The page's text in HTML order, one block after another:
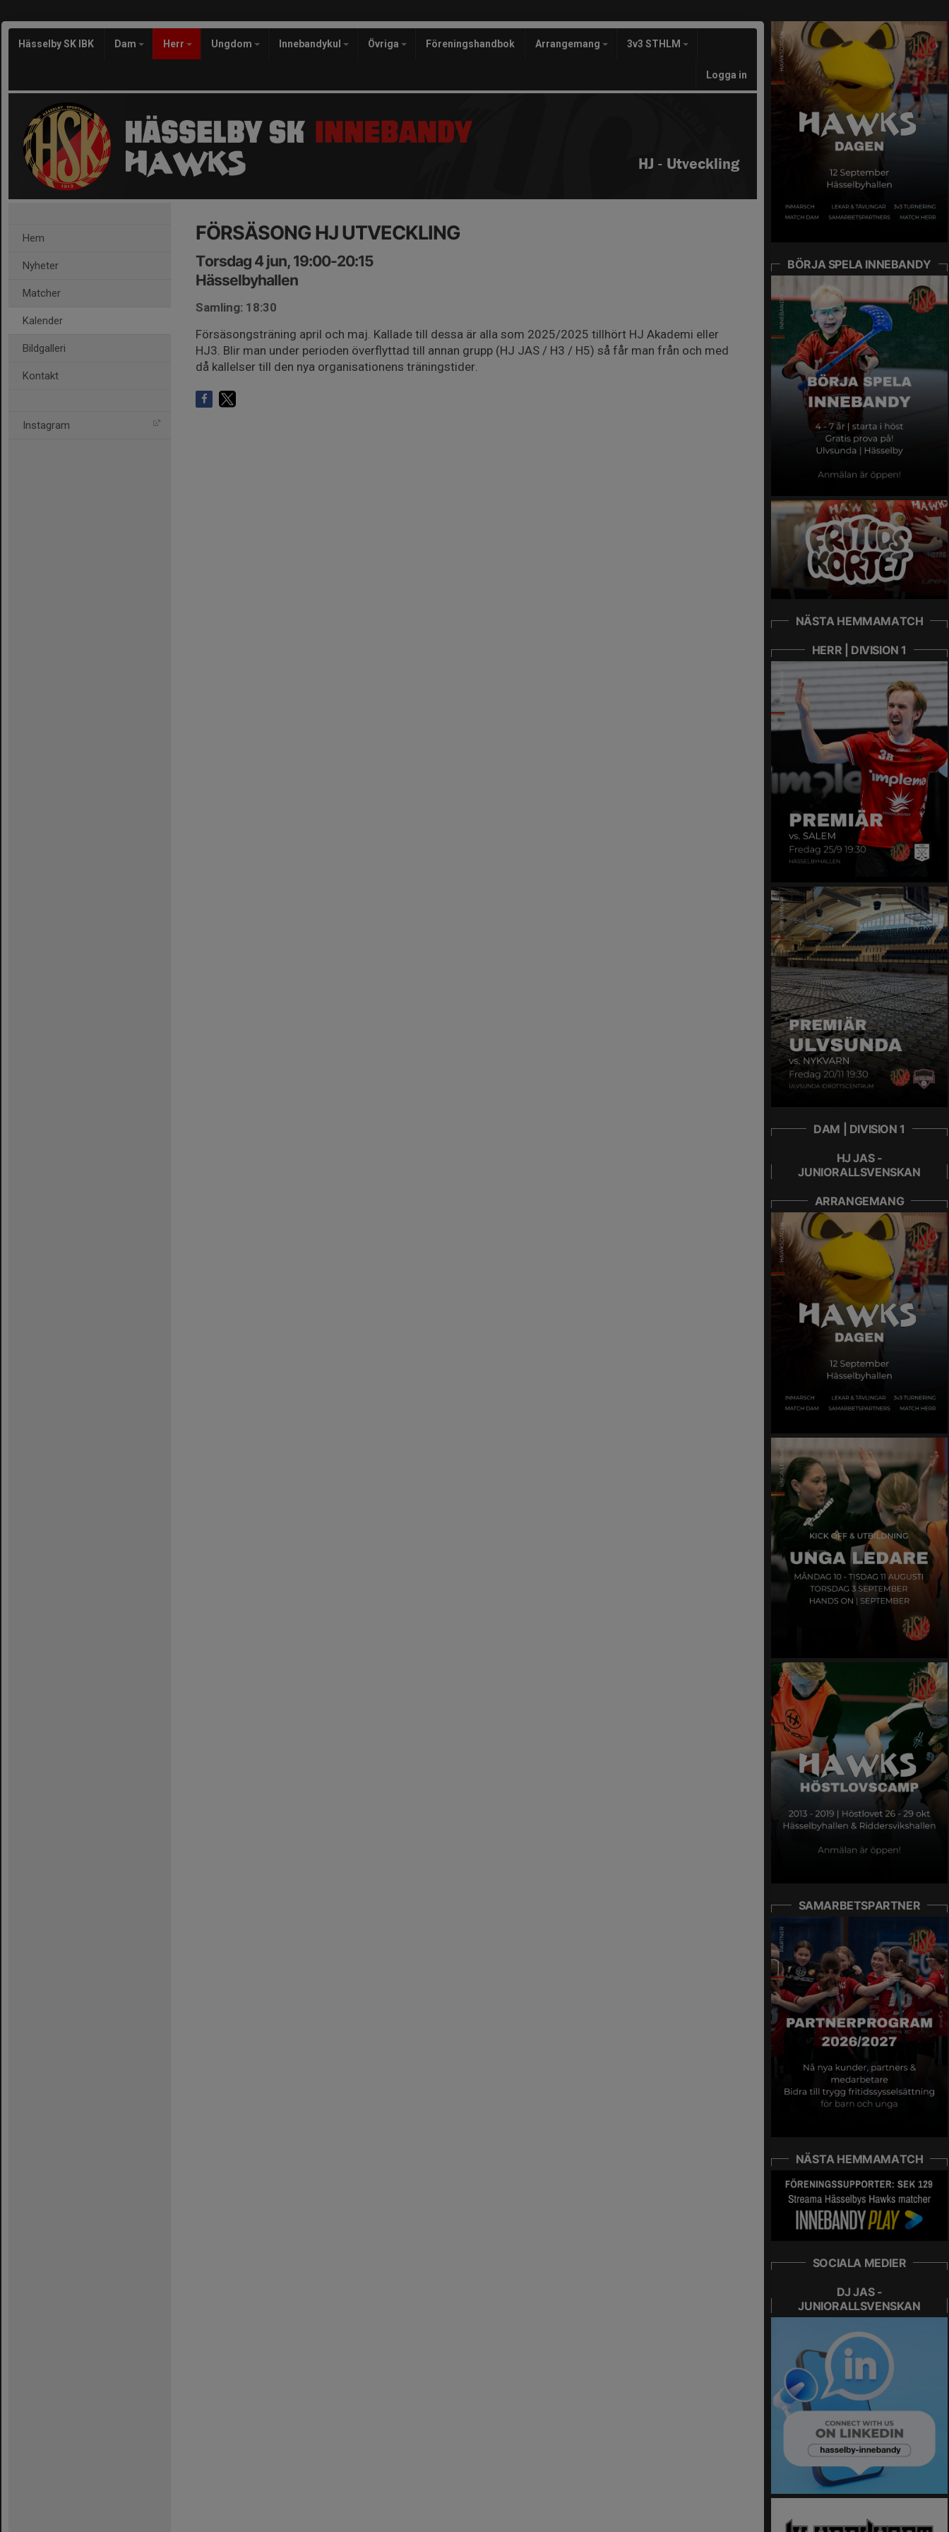
Hässelby SK IBK Dam Herr Ungdom Innebandykul Övriga Föreningshandbok Arrangemang 3v3 STHLM
Logga in
HJ - Utveckling
Hem
Nyheter
Matcher
Kalender
Bildgalleri
Kontakt
Instagram
FÖRSÄSONG HJ UTVECKLING
Torsdag 4 jun, 19:00-20:15
Hässelbyhallen
Samling: 18:30
Försäsongsträning april och maj. Kallade till dessa är alla som 2025/2025 tillhört HJ Akademi eller
HJ3. Blir man under perioden överflyttad till annan grupp (HJ JAS / H3 / H5) så får man från och med
då kallelser till den nya organisationens träningstider.
BÖRJA SPELA INNEBANDY
NÄSTA HEMMAMATCH
HERR | DIVISION 1
DAM | DIVISION 1
HJ JAS -
JUNIORALLSVENSKAN
ARRANGEMANG
SAMARBETSPARTNER
NÄSTA HEMMAMATCH
SOCIALA MEDIER
DJ JAS -
JUNIORALLSVENSKAN